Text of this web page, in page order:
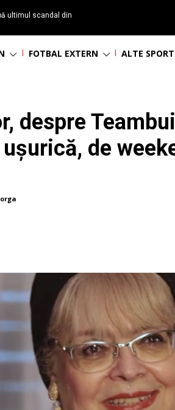
ultimul scandal din
FOTBAL EXTERN ALTE
despre
de